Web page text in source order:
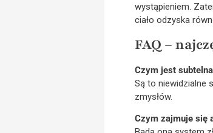
wystąpieniem.
ciało odzyska
FAQ –
Czym jest
Są to niewidzialne
zmysłów.
Czym zajmuje się